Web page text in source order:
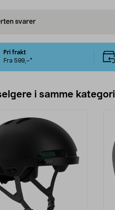
svarer
Fri frakt
Fra 599,–*
i samme kategori